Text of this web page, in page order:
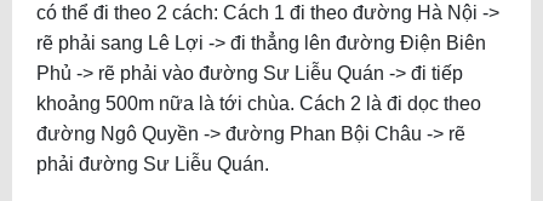
có thể đi theo 2 cách: Cách 1 đi theo đường Hà Nội ->
rẽ phải sang Lê Lợi -> đi thẳng lên đường Điện Biên
Phủ -> rẽ phải vào đường Sư Liễu Quán -> đi tiếp
khoảng 500m nữa là tới chùa. Cách 2 là đi dọc theo
đường Ngô Quyền -> đường Phan Bội Châu -> rẽ
phải đường Sư Liễu Quán.